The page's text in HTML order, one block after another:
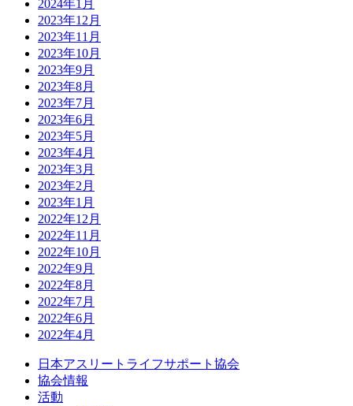
2024年1月
2023年12月
2023年11月
2023年10月
2023年9月
2023年8月
2023年7月
2023年6月
2023年5月
2023年4月
2023年3月
2023年2月
2023年1月
2022年12月
2022年11月
2022年10月
2022年9月
2022年8月
2022年7月
2022年6月
2022年4月
日本アスリートライフサポート協会
協会情報
活動